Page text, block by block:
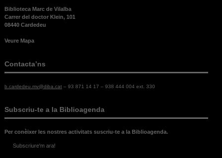
Biblioteca Marc de Vilalba
Carrer del doctor Klein, 101
08440 Cardedeu
Veure Mapa
Contacta’ns
b.cardedeu.mv@diba.cat– 93 871 14 17 – 938 444 004 ext. 330
Subscriu-te a la Biblioagenda
Per conèixer les nostres activitats suscriu-te a la Biblioagenda.
Subscriure'm ara!